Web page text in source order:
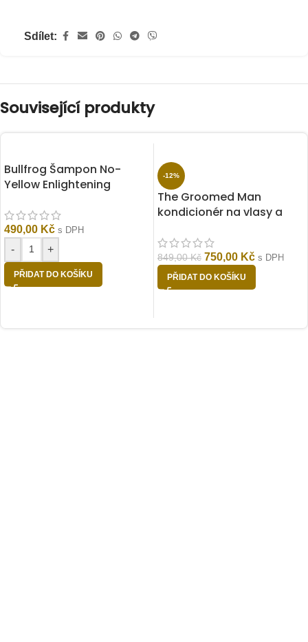
Sdílet:
Související produkty
Bullfrog Šampon No-
Yellow Enlightening
490,00 Kč s DPH
- +
PŘIDAT DO KOŠÍKU
-12%
The Groomed Man
kondicionér na vlasy a
849,00Kč 750,00 Kč s DPH
PŘIDAT DO KOŠÍKU